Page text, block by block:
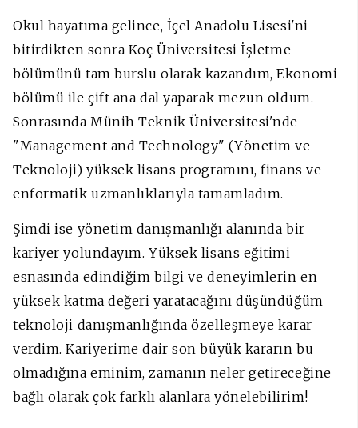
Okul hayatıma gelince, İçel Anadolu Lisesi'ni
bitirdikten sonra Koç Üniversitesi İşletme
bölümünü tam burslu olarak kazandım, Ekonomi
bölümü ile çift ana dal yaparak mezun oldum.
Sonrasında Münih Teknik Üniversitesi'nde
"Management and Technology" (Yönetim ve
Teknoloji) yüksek lisans programını, finans ve
enformatik uzmanlıklarıyla tamamladım.
Şimdi ise yönetim danışmanlığı alanında bir
kariyer yolundayım. Yüksek lisans eğitimi
esnasında edindiğim bilgi ve deneyimlerin en
yüksek katma değeri yaratacağını düşündüğüm
teknoloji danışmanlığında özelleşmeye karar
verdim. Kariyerime dair son büyük kararın bu
olmadığına eminim, zamanın neler getireceğine
bağlı olarak çok farklı alanlara yönelebilirim!